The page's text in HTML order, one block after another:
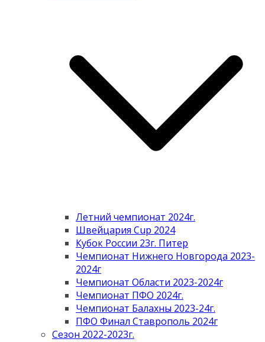
Летний чемпионат 2024г.
Швейцария Cup 2024
Кубок России 23г. Питер
Чемпионат Нижнего Новгорода 2023-
2024г
Чемпионат Области 2023-2024г
Чемпионат ПФО 2024г.
Чемпионат Балахны 2023-24г.
ПФО Финал Ставрополь 2024г
Сезон 2022-2023г.